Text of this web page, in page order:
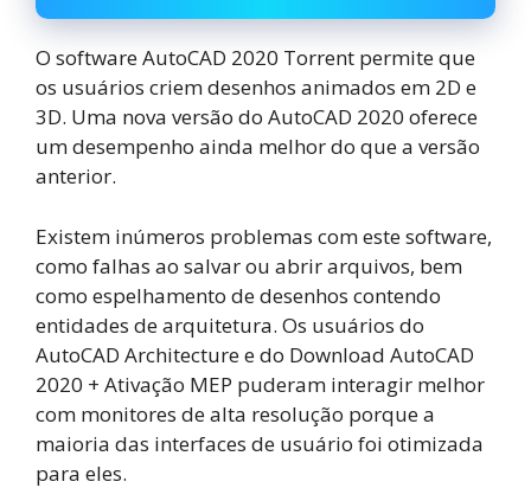
O software AutoCAD 2020 Torrent permite que
os usuários criem desenhos animados em 2D e
3D. Uma nova versão do AutoCAD 2020 oferece
um desempenho ainda melhor do que a versão
anterior.
Existem inúmeros problemas com este software,
como falhas ao salvar ou abrir arquivos, bem
como espelhamento de desenhos contendo
entidades de arquitetura. Os usuários do
AutoCAD Architecture e do Download AutoCAD
2020 + Ativação MEP puderam interagir melhor
com monitores de alta resolução porque a
maioria das interfaces de usuário foi otimizada
para eles.